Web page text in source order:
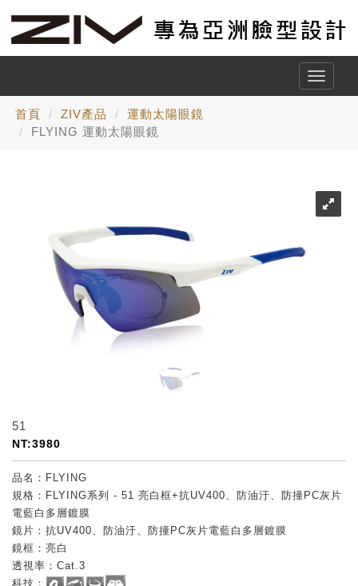
Toggle
首頁 ZIV產品
運動太陽眼鏡
FLYING 運動太陽眼鏡
51
NT:3980
品名：FLYING
規格：FLYING系列 - 51 亮白框+抗UV400、防油汙、防撞PC灰片
電藍白多層鍍膜
鏡片：抗UV400、防油汙、防撞PC灰片電藍白多層鍍膜
鏡框：亮白
透視率：Cat.3
科技：